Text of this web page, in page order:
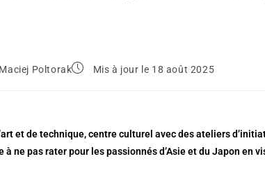
Maciej Poltorak Mis à jour le 18 août 2025
et de technique, centre culturel avec des ateliers
à ne pas rater pour les passionnés d’Asie et du Japon en